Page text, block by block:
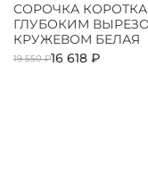
СОРОЧКА
ГЛУБОКИМ
КРУЖЕВОМ БЕЛАЯ
19 550 ₽16 618 ₽